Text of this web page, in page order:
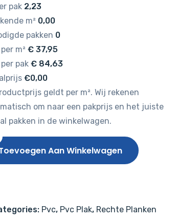
pak 2,23
m² 0,00
pakken 0
m² €37,95
pak €84,63
€0,00
geldt per m². Wij rekenen
om naar een pakprijs en het juiste
pakken in de winkelwagen.
Aan Winkelwagen
Pvc, Pvc Plak, Rechte Planken